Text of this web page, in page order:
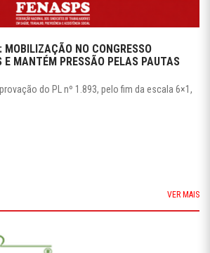
NO CONGRESSO
E MANTÉM PRESSÃO PELAS PAUTAS
do PL nº 1.893, pelo fim da escala 6×1,
VER MAIS